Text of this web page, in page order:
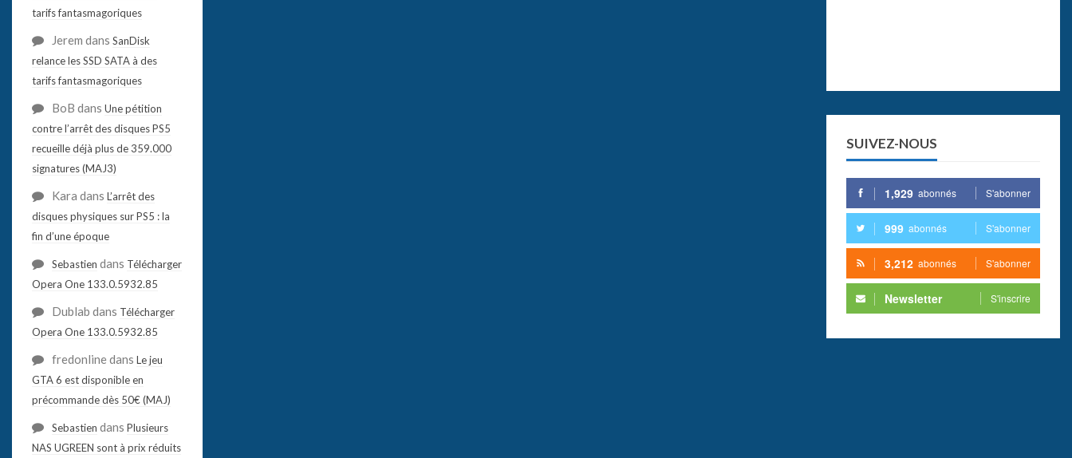
SUIVEZ-NOUS
1,929 abonnés S'abonner
999 abonnés S'abonner
3,212 abonnés S'abonner
Newsletter S'inscrire
tarifs fantasmagoriques
Jerem dans SanDisk
relance les SSD SATA à des
tarifs fantasmagoriques
BoB dans Une pétition
contre l’arrêt des disques PS5
recueille déjà plus de 359.000
signatures (MAJ3)
Kara dans L’arrêt des
disques physiques sur PS5 : la
fin d’une époque
Sebastien dans Télécharger
Opera One 133.0.5932.85
Dublab dans Télécharger
Opera One 133.0.5932.85
fredonlinedans Le jeu
GTA 6 est disponible en
précommande dès 50€ (MAJ)
Sebastien dans Plusieurs
NAS UGREEN sont à prix réduits